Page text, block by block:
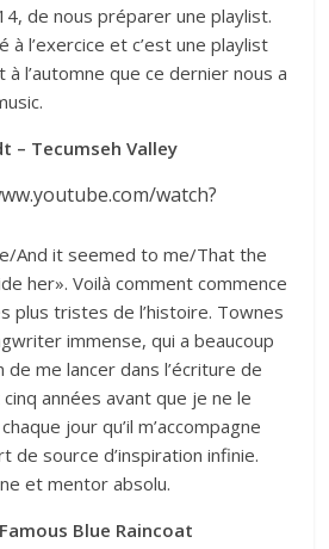
de nous préparer une playlist.
à l’exercice et c’est une playlist
l’automne que ce dernier nous a
– Tecumseh Valley
watch?
And it seemed to me/That the
her». Voilà comment commence
plus tristes de l’histoire. Townes
immense, qui a beaucoup
de me lancer dans l’écriture de
années avant que je ne le
jour qu’il m’accompagne
de source d’inspiration infinie.
et mentor absolu.
Blue Raincoat